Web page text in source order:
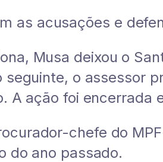
as acusações e
Musa deixou o
seguinte, o assessor
A ação foi encerrada
chefe do
do ano passado.